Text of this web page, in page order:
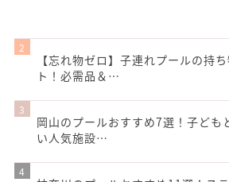
【忘れ物ゼロ】子連れプールの持
ト！必需品＆…
岡山のプールおすすめ7選！子ども
い人気施設…